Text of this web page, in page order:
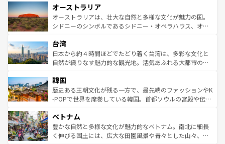
部のニューオーリンズでは、音楽と美食が融合した独特の
文化が魅力。旅行者はアメリカの各地域で異なる魅力を楽
しみながら、その多様性と豊かな歴史を感じることができ
ならではの贅沢な旅のスタイルだ。 なお、新着のアメリカ
情報はコンテンツ一覧を参照してほしい。
ワイ島は見逃せない。また、定番の観光地といえばオアフ
島だが、静かな自然を求めるならマウイ島やカウアイ島が
おすすめ。エメラルドグリーンに輝く海をはじめ、豊かな
れるおもてなしの心で訪れる人々を迎えてくれるハワイの
人々、おいしいローカルフードやハワイアンミュージッ
ク、伝統的なフラダンスなど、すべてがハワイの魅力を彩
ワイを、存分に味わってほしい。 なお、新着のハワイ情報
はコンテンツ一覧を参照してほしい。
オーストラリア
オーストラリアは、壮大な自然と多様な文化が魅力の国。
シドニーのシンボルであるシドニー・オペラハウス、オー
リアリーフや大陸中央部にそびえるウルル（エアーズロッ
ク）、タスマニアの美しい原生林やケアンズの熱帯雨林な
ど、見どころがたくさん。また、カフェやワイン、オージ
いる。アクティビティも充実しており、サーフィンやダイ
ビング、ハイキングなど、アウトドア好きにはたまらな
い。オーストラリアの多彩な魅力を存分に味わいつくそ
参照してほしい。
台湾
日本から約４時間ほどでたどり着く台湾は、多彩な文化と
自然が織りなす魅力的な観光地。活気あふれる大都市の台
ン）、静ひつな山岳地帯である台湾東部など、都市の喧騒
と山間の静けさが共存しており、訪れる人に新しい発見と
驚きをもたらしてくれる。また、奥深い台湾の食文化も魅
容にもいいと評判のスイーツなど、バラエティ豊かな料理
が味わえる。 なお、新着の台湾情報は コンテンツ一覧を参
照してほしい。
韓国
歴史ある王朝文化が残る一方で、最先端のファッションやK
-POPで世界を席巻している韓国。首都ソウルの宮殿や伝統
き、地方に足を延ばせば四季折々の自然美を楽しむことが
できる。そして、キムチや焼肉、絶品のストリートフード
まで、さまざまな韓国料理が待っている。夜には、韓国な
ベトナム
豊かな自然と多様な文化が魅力的なベトナム。南北に細長
く伸びる国土には、広大な田園風景や青々とした山々、世